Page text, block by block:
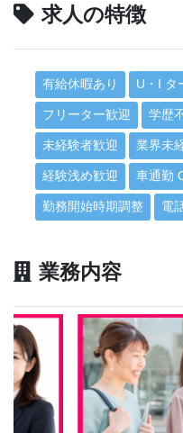
求人の特徴
有給休暇あり U・I タ
フリーター歓迎 学歴
未経験者歓迎 業界未
経験浅め歓迎 車通勤
勤務開始時期調整 電
業務内容